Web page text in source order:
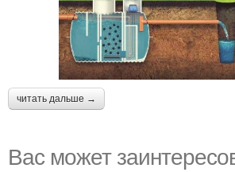
читать дальше →
Вас может